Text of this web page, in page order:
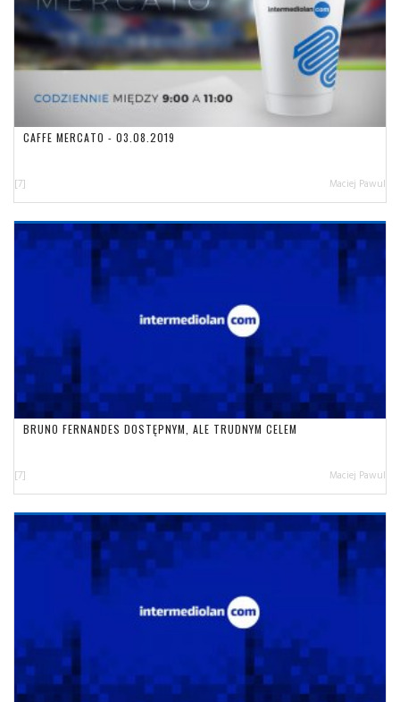
CAFFE MERCATO - 03.08.2019
[7] Maciej Pawul
BRUNO FERNANDES DOSTĘPNYM, ALE TRUDNYM CELEM
[7] Maciej Pawul